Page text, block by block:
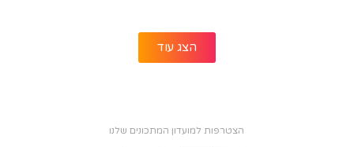
הצג עוד
הצטרפות למועדון המתכונים שלנו